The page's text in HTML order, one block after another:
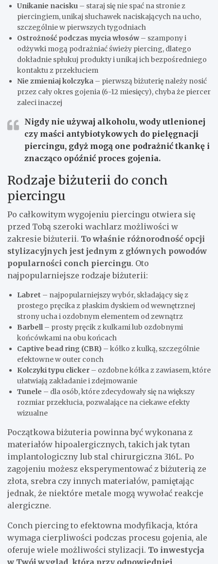
Unikanie nacisku – staraj się nie spać na stronie z
piercingiem, unikaj słuchawek naciskających na ucho,
szczególnie w pierwszych tygodniach
Ostrożność podczas mycia włosów– szampony i
odżywki mogą podrażniać świeży piercing, dlatego
dokładnie spłukuj produkty i unikaj ich bezpośredniego
kontaktu z przekłuciem
Nie zmieniaj kolczyka – pierwszą biżuterię należy nosić
przez cały okres gojenia (6-12 miesięcy), chyba że piercer
zaleci inaczej
Nigdy nie używaj alkoholu, wody utlenionej
czy maści antybiotykowych do pielęgnacji
piercingu, gdyż mogą one podrażnić tkankę i
znacząco opóźnić proces gojenia.
Rodzaje biżuterii do conch
piercingu
Po całkowitym wygojeniu piercingu otwiera się
przed Tobą szeroki wachlarz możliwości w
zakresie biżuterii. To właśnie różnorodność opcji
stylizacyjnych jest jednym z głównych powodów
popularności conch piercingu. Oto
najpopularniejsze rodzaje biżuterii:
Labret – najpopularniejszy wybór, składający się z
prostego pręcika z płaskim dyskiem od wewnętrznej
strony ucha i ozdobnym elementem od zewnątrz
Barbell– prosty pręcik z kulkami lub ozdobnymi
końcówkami na obu końcach
Captive bead ring (CBR) – kółko z kulką, szczególnie
efektowne w outer conch
Kolczyki typu clicker – ozdobne kółka z zawiasem, które
ułatwiają zakładanie i zdejmowanie
Tunele – dla osób, które zdecydowały się na większy
rozmiar przekłucia, pozwalające na ciekawe efekty
wizualne
Początkowa biżuteria powinna być wykonana z
materiałów hipoalergicznych, takich jak tytan
implantologiczny lub stal chirurgiczna 316L. Po
zagojeniu możesz eksperymentować z biżuterią ze
złota, srebra czy innych materiałów, pamiętając
jednak, że niektóre metale mogą wywołać reakcje
alergiczne.
Conch piercing to efektowna modyfikacja, która
wymaga cierpliwości podczas procesu gojenia, ale
oferuje wiele możliwości stylizacji. To inwestycja
w Twój wygląd, która przy odpowiedniej